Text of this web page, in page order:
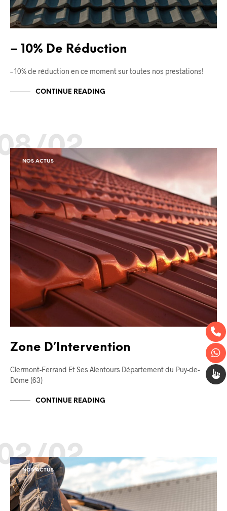
– 10% De Réduction
– 10% de réduction en ce moment sur toutes nos prestations!
CONTINUE READING
02
NOS ACTUS
Zone D’Intervention
Clermont-Ferrand Et Ses Alentours Département du Puy-de-
Dôme (63)
CONTINUE READING
02
NOS ACTUS